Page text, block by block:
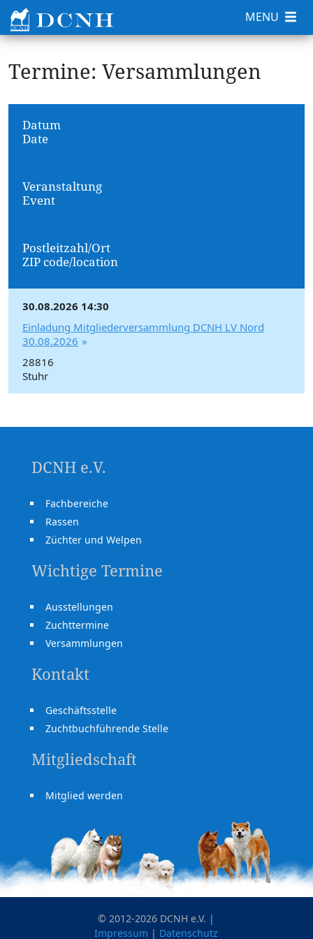
Termine: Versammlungen
Datum
Date
Veranstaltung
Event
Postleitzahl/Ort
ZIP code/location
30.08.2026 14:30
Einladung Mitgliederversammlung DCNH LV Nord
30.08.2026
28816
Stuhr
DCNH e.V.
Fachbereiche
Rassen
Züchter und Welpen
Wichtige Termine
Ausstellungen
Zuchttermine
Versammlungen
Kontakt
Geschäftsstelle
Zuchtbuchführende Stelle
Mitgliedschaft
Mitglied werden
© 2012-2026 DCNH e.V. |
Impressum | Datenschutz
MENU